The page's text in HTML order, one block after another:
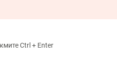
Ctrl + Enter